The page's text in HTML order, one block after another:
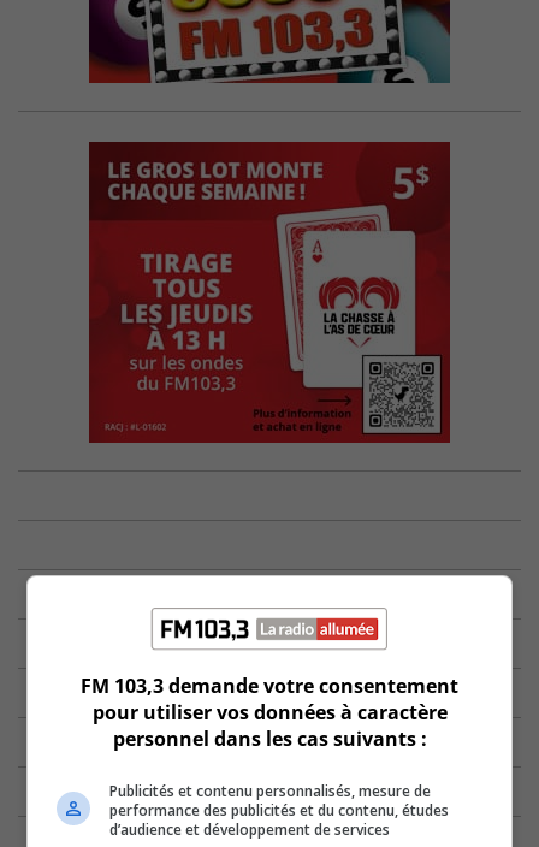
FM 103,3 demande votre consentement
pour utiliser vos données à caractère
personnel dans les cas suivants :
Publicités et contenu personnalisés, mesure de
performance des publicités et du contenu, études
d’audience et développement de services